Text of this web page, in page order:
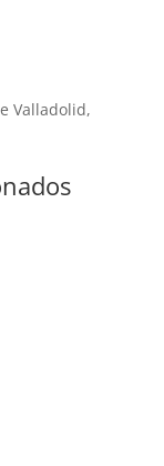
Valladolid,